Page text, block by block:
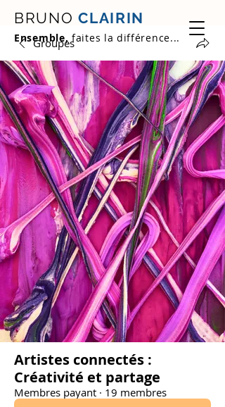
BRUNO CLAIRIN
Ensemble, faites la différence...
Groupes
Artistes connectés :
Créativité et partage
Membres payant · 19 membres